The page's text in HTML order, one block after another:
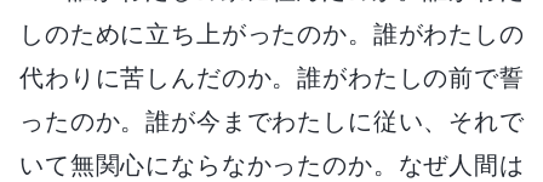
しのために立ち上がったのか。誰がわたしの
代わりに苦しんだのか。誰がわたしの前で誓
ったのか。誰が今までわたしに従い、それで
いて無関心にならなかったのか。なぜ人間は